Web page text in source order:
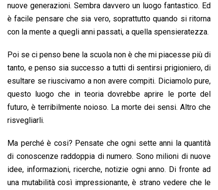
nuove generazioni. Sembra davvero un luogo fantastico. Ed
è facile pensare che sia vero, soprattutto quando si ritorna
con la mente a quegli anni passati, a quella spensieratezza.
Poi se ci penso bene la scuola non è che mi piacesse più di
tanto, e penso sia successo a tutti di sentirsi prigioniero, di
esultare se riuscivamo a non avere compiti. Diciamolo pure,
questo luogo che in teoria dovrebbe aprire le porte del
futuro, è terribilmente noioso. La morte dei sensi. Altro che
risvegliarli.
Ma perché è cosi? Pensate che ogni sette anni la quantità
di conoscenze raddoppia di numero. Sono milioni di nuove
idee, informazioni, ricerche, notizie ogni anno. Di fronte ad
una mutabilità così impressionante, è strano vedere che le